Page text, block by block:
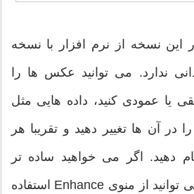
این نسخه از نرم افزار با نسخه
ندارد. می توانید عکس ها را
یا عمودی کنید، داده هایی مثل
در آن ها تغییر دهید و تقریبا هر
دهید. اگر می خواهید ساده تر
عکس را تغییر دهید می توانید از منوی Enhance استفاده